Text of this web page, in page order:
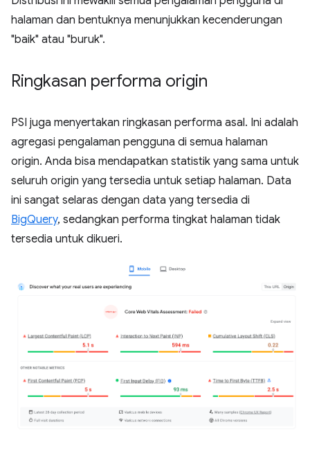
halaman dan bentuknya menunjukkan kecenderungan
"baik" atau "buruk".
Ringkasan performa origin
PSI juga menyertakan ringkasan performa asal. Ini adalah
agregasi pengalaman pengguna di semua halaman
origin. Anda bisa mendapatkan statistik yang sama untuk
seluruh origin yang tersedia untuk setiap halaman. Data
ini sangat selaras dengan data yang tersedia di
BigQuery, sedangkan performa tingkat halaman tidak
tersedia untuk dikueri.